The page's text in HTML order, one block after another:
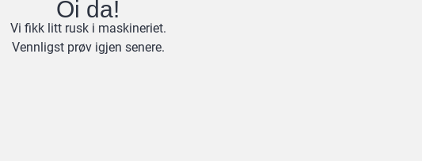
Oi da!
Vi fikk litt rusk i maskineriet.
Vennligst prøv igjen senere.